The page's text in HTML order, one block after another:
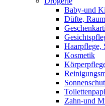
Baby-und
Düfte,
Haarpflege,
Kosmetik
Zahn-und